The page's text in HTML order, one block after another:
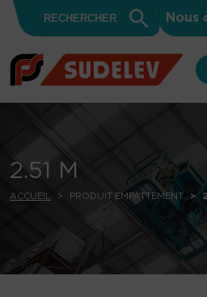
Skip to content
for:
Search
Button
Nous
2.51 M
ACCUEIL PRODUIT EMPATTEMENT